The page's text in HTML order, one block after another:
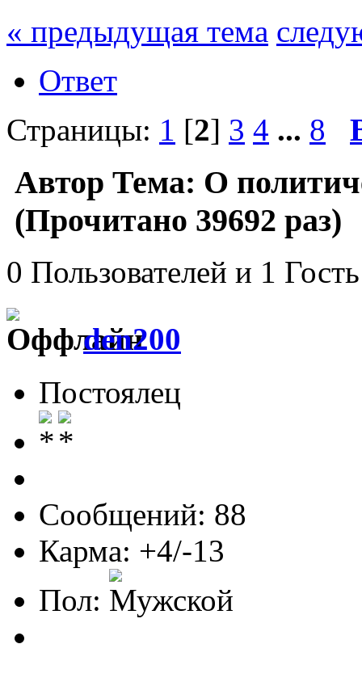
« предыдущая тема
Ответ
Страницы: 1 [2] 3 4 ... 8
Автор Тема: О
(Прочитано 39692 раз)
0 Пользователей и 1
den200
Постоялец
Сообщений: 88
Карма: +4/-13
Пол: